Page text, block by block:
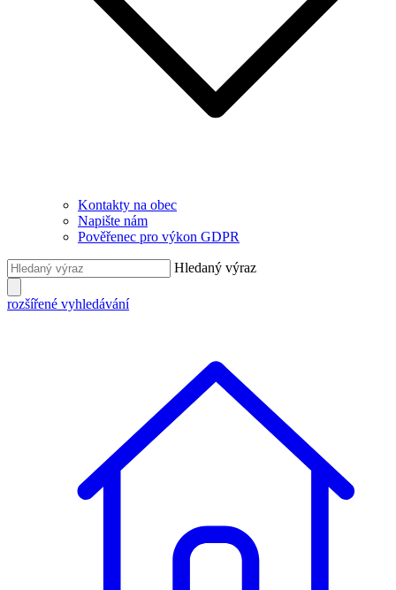
Kontakty na obec
Napište nám
Pověřenec pro výkon GDPR
Hledaný výraz
rozšířené vyhledávání